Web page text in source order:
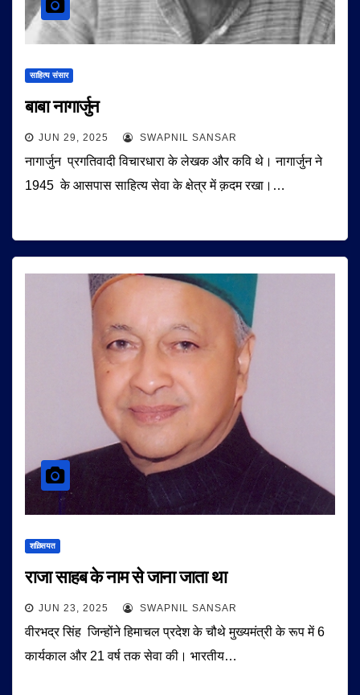
साहित्य संसार
बाबा नागार्जुन
JUN 29, 2025 SWAPNIL SANSAR
नागार्जुन प्रगतिवादी विचारधारा के लेखक और कवि थे। नागार्जुन ने
1945 के आसपास साहित्य सेवा के क्षेत्र में क़दम रखा।…
शख़्सियत
राजा साहब के नाम से जाना जाता था
JUN 23, 2025 SWAPNIL SANSAR
वीरभद्र सिंह जिन्होंने हिमाचल प्रदेश के चौथे मुख्यमंत्री के रूप में 6
कार्यकाल और 21 वर्ष तक सेवा की। भारतीय…